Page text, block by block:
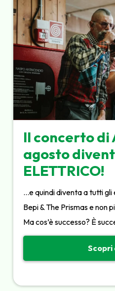
Il concerto di
agosto
ELETTRICO!
…e quindi diventa a tutti
Bepi & The Prismas e non
Ma cos’è successo? È
Scopri